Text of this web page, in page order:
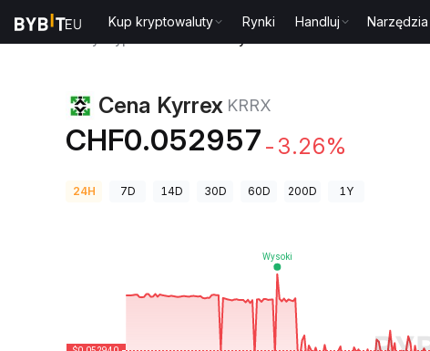
Kup kryptowaluty Rynki Handluj Narzędzia
Cena Kyrrex KRRX
CHF0.052957 -3.26%
24H 7D 14D 30D 60D 200D 1Y